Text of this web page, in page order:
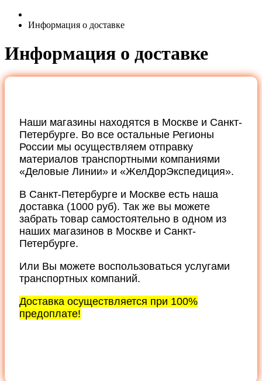
Информация о доставке
Информация о доставке
Наши магазины находятся в Москве и Санкт-
Петербурге. Во все остальные Регионы
России мы осуществляем отправку
материалов транспортными компаниями
«Деловые Линии» и «ЖелДорЭкспедиция».
В Санкт-Петербурге и Москве есть наша
доставка (1000 руб). Так же вы можете
забрать товар самостоятельно в одном из
наших магазинов в Москве и Санкт-
Петербурге.
Или Вы можете воспользоваться услугами
транспортных компаний.
Доставка осуществляется при 100%
предоплате!